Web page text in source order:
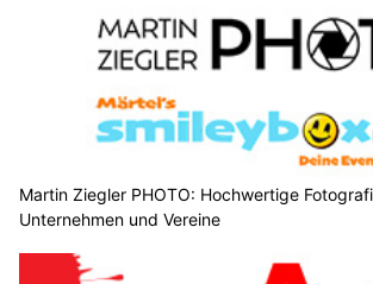
Martin Ziegler PHOTO: Hochwertige
Unternehmen und Vereine